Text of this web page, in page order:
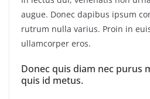
augue. Donec dapibus ipsum
rutrum nulla varius. Proin in
ullamcorper eros.
Donec quis diam nec purus
quis id metus.